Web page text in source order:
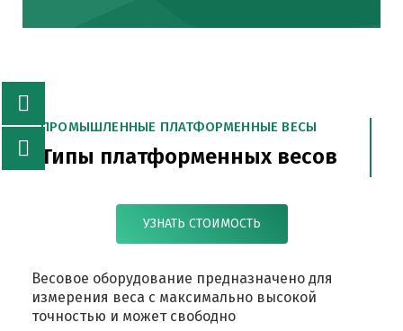
ПРОМЫШЛЕННЫЕ ПЛАТФОРМЕННЫЕ ВЕСЫ
Типы платформенных весов
УЗНАТЬ СТОИМОСТЬ
Весовое оборудование предназначено для
измерения веса с максимально высокой
точностью и может свободно